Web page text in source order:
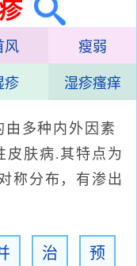
风 瘦弱
疹 湿疹瘙痒
由多种内外因素
皮肤病.其特点为
称分布，有渗出
治
预